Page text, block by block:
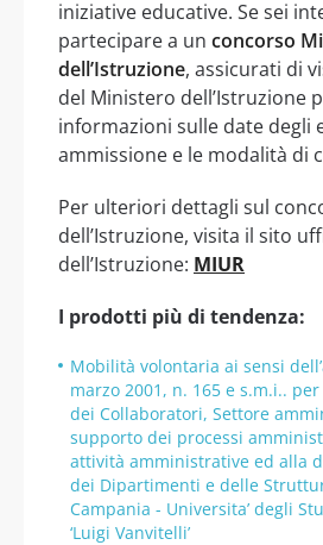
iniziative educative. Se sei
partecipare a un concorso
dell’Istruzione, assicurati di
del Ministero dell’Istruzione
informazioni sulle date degli
ammissione e le modalità di
Per ulteriori dettagli sul
dell’Istruzione, visita il sito
dell’Istruzione: MIUR
I prodotti più di tendenza:
Mobilità volontaria ai sensi
marzo 2001, n. 165 e s.m.i..
dei Collaboratori, Settore
supporto dei processi
attività amministrative ed alla
dei Dipartimenti e delle
Campania - Universita’ degli
‘Luigi Vanvitelli’